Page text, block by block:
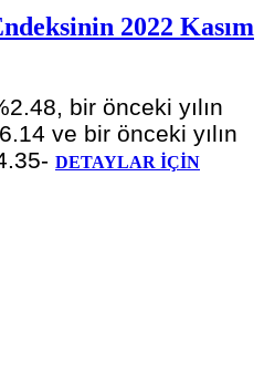
2022 Kasım
bir önceki yılın
ve bir önceki yılın
DETAYLAR İÇİN